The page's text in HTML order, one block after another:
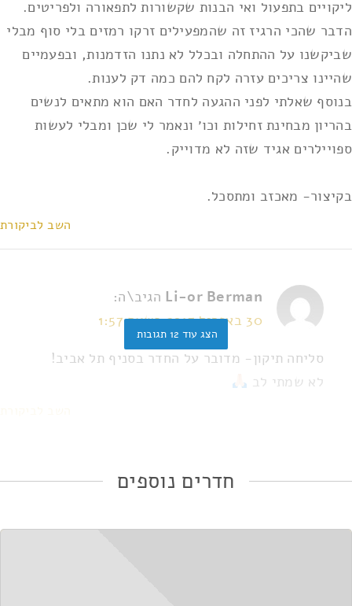
ליקויים בתפעול ואי הבנות שקשורות לתפאורה ולפריטים.
הדבר שהכי הרגיז זה שהמפעילים זרקו רמזים בלי סוף מבלי
שביקשנו על ההתחלה ובכלל לא נתנו הזדמנות, ובפעמיים
שהיינו צריכים עזרה לקח להם כמה דק לענות.
בנוסף שאלתי לפני ההגעה לחדר האם הוא מתאים לנשים
בהריון מבחינת זחילות וכו׳ ונאמר לי שכן ומבלי לעשות
ספויילרים אגיד שזה לא מדוייק.
בקיצור- מאכזב ומתסכל.
השב לביקורת
Li-or Berman הגיב\ה:
30 באפריל 2017 בשעה 1:57
סליחה תיקון- מדובר על החדר בסניף תל אביב!
לא שמתי לב
הצג עוד 12 תגובות
חדרים נוספים